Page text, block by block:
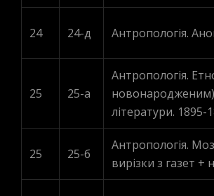
24 24-д Антропологія.
25 25-а
Антропологія.
літератури.
25 25-б
Антропологія.
вирізки з газет